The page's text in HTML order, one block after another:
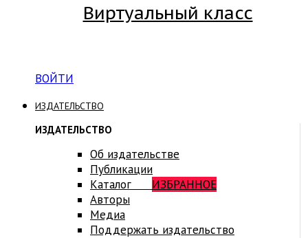
Виртуальный класс
ВОЙТИ
ИЗДАТЕЛЬСТВО
ИЗДАТЕЛЬСТВО
Об издательстве
Публикации
Каталог ИЗБРАННОЕ
Авторы
Медиа
Поддержать издательство